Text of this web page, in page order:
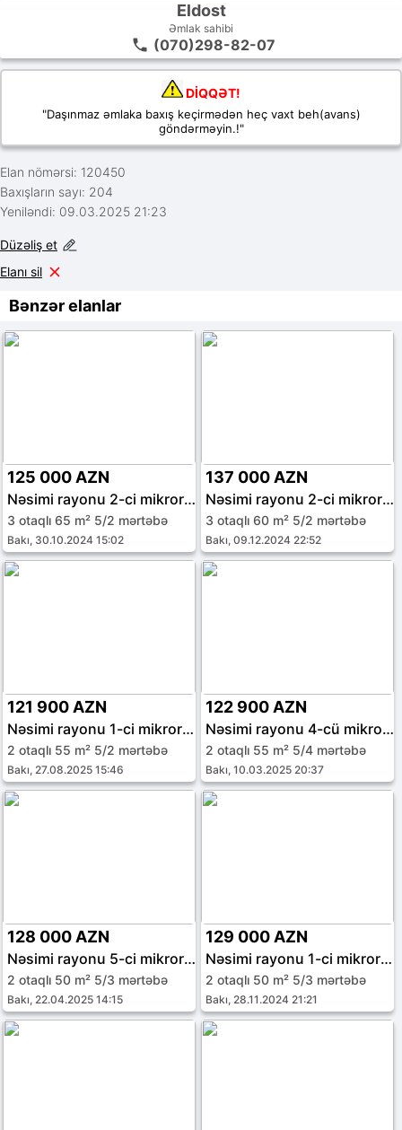
Eldost
Əmlak sahibi
(070)298-82-07
DİQQƏT!
"Daşınmaz əmlaka baxış keçirmədən heç vaxt beh(avans)
göndərməyin.!"
Elan nömərsi: 120450
Baxışların sayı: 204
Yeniləndi: 09.03.2025 21:23
Düzəliş et
Elanı sil
Bənzər elanlar
125 000 AZN
Nəsimi rayonu 2-ci mikrorayon
3 otaqlı 65 m² 5/2 mərtəbə
Bakı, 30.10.2024 15:02
137 000 AZN
Nəsimi rayonu 2-ci mikrorayon
3 otaqlı 60 m² 5/2 mərtəbə
Bakı, 09.12.2024 22:52
121 900 AZN
Nəsimi rayonu 1-ci mikrorayon
2 otaqlı 55 m² 5/2 mərtəbə
Bakı, 27.08.2025 15:46
122 900 AZN
Nəsimi rayonu 4-cü mikrorayon
2 otaqlı 55 m² 5/4 mərtəbə
Bakı, 10.03.2025 20:37
128 000 AZN
Nəsimi rayonu 5-ci mikrorayon
2 otaqlı 50 m² 5/3 mərtəbə
Bakı, 22.04.2025 14:15
129 000 AZN
Nəsimi rayonu 1-ci mikrorayon
2 otaqlı 50 m² 5/3 mərtəbə
Bakı, 28.11.2024 21:21